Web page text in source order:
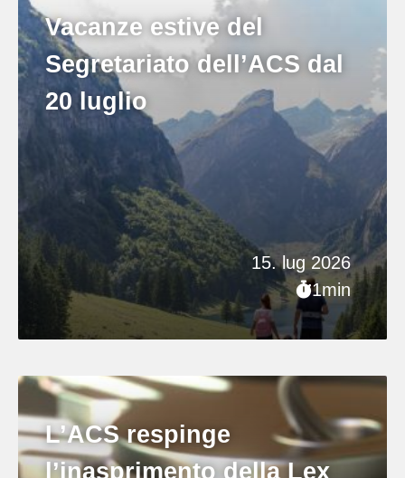
15. lug 2026
1min
Vacanze estive del
Segretariato dell’ACS dal
20 luglio
L’ACS respinge
l’inasprimento della Lex